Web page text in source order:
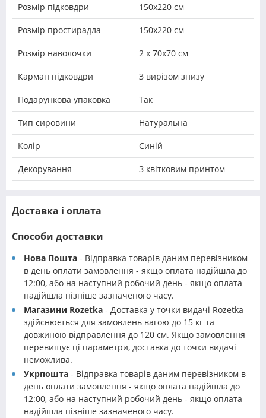
Розмір підковдри 150х220 см
Розмір простирадла 150х220 см
Розмір наволочки 2 х 70х70 см
Карман підковдри З вирізом знизу
Подарункова упаковка Так
Тип сировини Натуральна
Колір Синій
Декорування З квітковим принтом
Доставка і оплата
Способи доставки
Нова Пошта - Відправка товарів даним перевізником
в день оплати замовлення - якщо оплата надійшла до
12:00, або на наступний робочий день - якщо оплата
надійшла пізніше зазначеного часу.
Магазини Rozetka - Доставка у точки видачі Rozetka
здійснюється для замовлень вагою до 15 кг та
довжиною відправлення до 120 см. Якщо замовлення
перевищує ці параметри, доставка до точки видачі
неможлива.
Укрпошта - Відправка товарів даним перевізником в
день оплати замовлення - якщо оплата надійшла до
12:00, або на наступний робочий день - якщо оплата
надійшла пізніше зазначеного часу.